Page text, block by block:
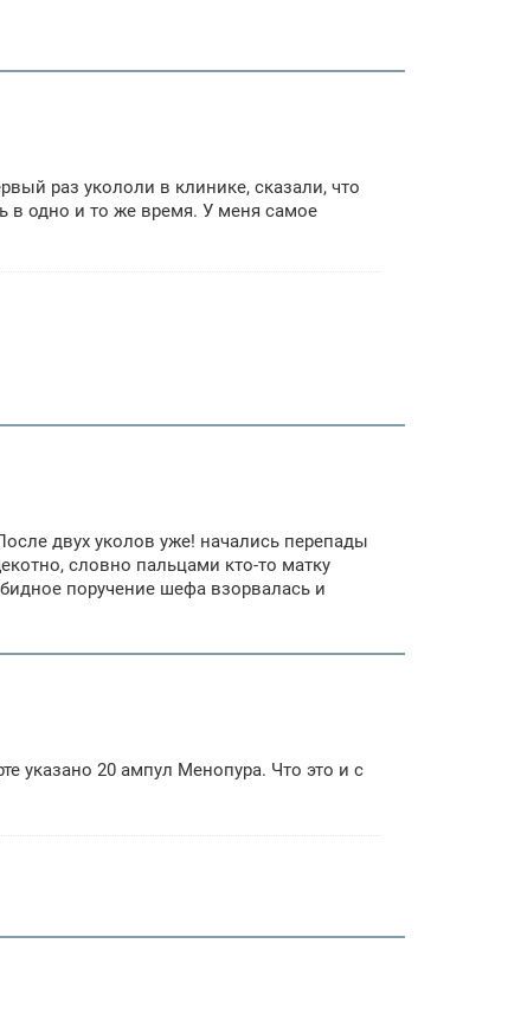
раз укололи в клинике, сказали, что
в одно и то же время. У меня самое
двух уколов уже! начались перепады
словно пальцами кто-то матку
поручение шефа взорвалась и
указано 20 ампул Менопура. Что это и с